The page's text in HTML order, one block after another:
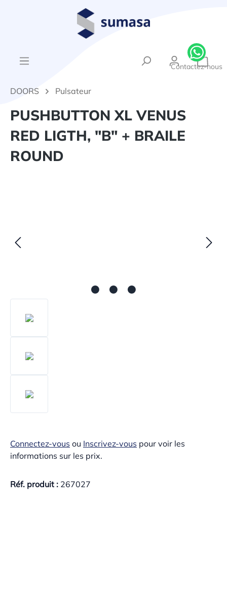
DOORS Pulsateur
PUSHBUTTON XL VENUS
RED LIGTH, "B" + BRAILE
ROUND
Connectez-vous ou Inscrivez-vous pour voir les
informations sur les prix.
Réf. produit : 267027
Contactez-nous